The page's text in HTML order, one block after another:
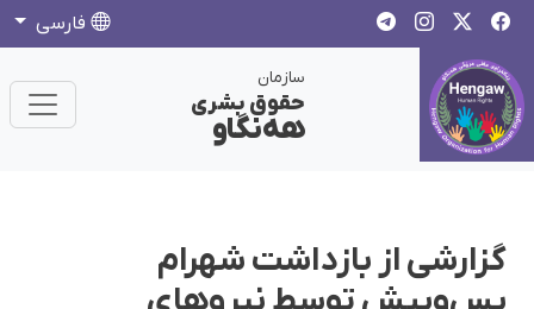
فارسی
سازمان
حقوق بشری
هەنگاو
گزارشی از بازداشت شهرام